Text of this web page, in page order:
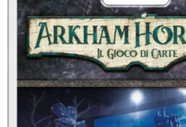
Librigame
Editoria
Giochi di Carte Collezionabili
Miniature